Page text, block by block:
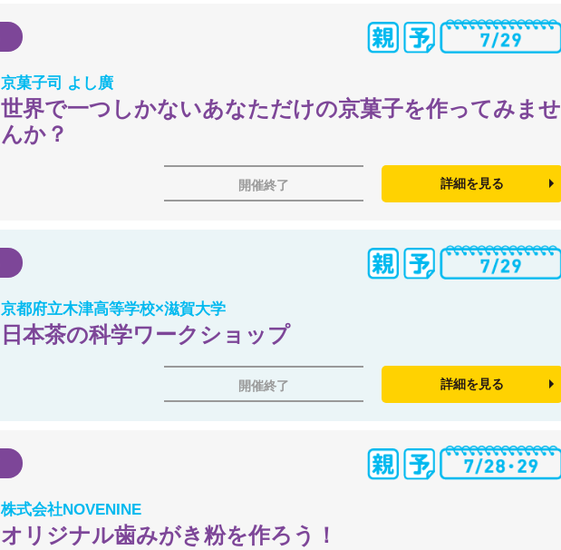
京菓子司 よし廣
世界で一つしかないあなただけの京菓子を作ってみませ
んか？
開催終了 詳細を見る
京都府立木津高等学校×滋賀大学
日本茶の科学ワークショップ
開催終了 詳細を見る
株式会社NOVENINE
オリジナル歯みがき粉を作ろう！